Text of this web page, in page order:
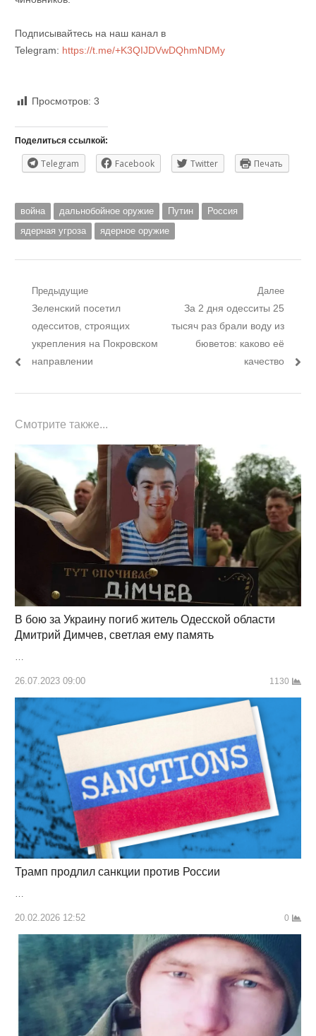
Подписывайтесь на наш канал в
Telegram: https://t.me/+K3QIJDVwDQhmNDMy
Просмотров: 3
Поделиться ссылкой:
Telegram Facebook Twitter Печать
война дальнобойное оружие Путин
Россия
ядерная угроза
ядерное оружие
Навигация
записям
Предыдущие
Предыдущий
пост:
Зеленский посетил
одесситов, строящих
укрепления на Покровском
направлении
Далее
Следующий
пост:
За 2 дня одесситы 25
тысяч раз брали воду из
бюветов: каково её
качество
Смотрите также...
В бою за Украину погиб житель Одесской области
Дмитрий Димчев, светлая ему память
…
26.07.2023 09:00 1130
Трамп продлил санкции против России
…
20.02.2026 12:52 0